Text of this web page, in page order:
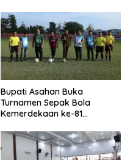
Bupati Asahan Buka
Turnamen Sepak Bola
Kemerdekaan ke-81
0208/Asahan